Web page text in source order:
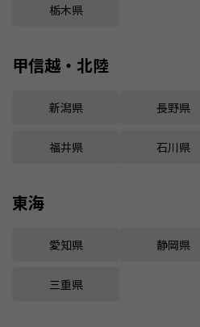
栃木県
甲信越・北陸
新潟県 長野県
福井県 石川県
東海
愛知県 静岡県
三重県